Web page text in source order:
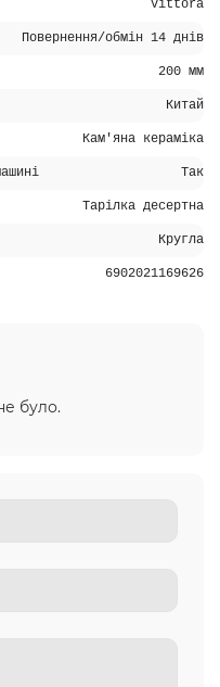
Vittora
Повернення/обмін 14 днів
200 мм
Китай
Кам'яна кераміка
Так
Тарілка десертна
Кругла
6902021169626
було.